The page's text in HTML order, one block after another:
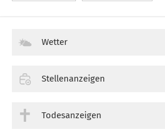
Wetter
Stellenanzeigen
Todesanzeigen